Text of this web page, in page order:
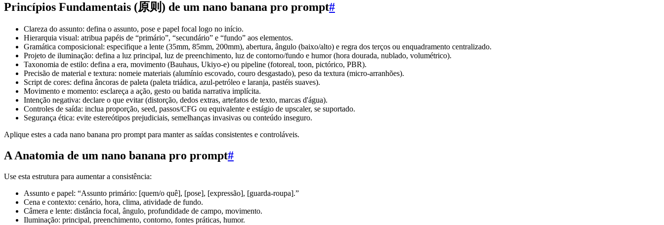
Princípios Fundamentais (原则) de um nano banana pro prompt#
Clareza do assunto: defina o assunto, pose e papel focal logo no início.
Hierarquia visual: atribua papéis de “primário”, “secundário” e “fundo” aos elementos.
Gramática composicional: especifique a lente (35mm, 85mm, 200mm), abertura, ângulo (baixo/alto) e regra dos terços ou enquadramento centralizado.
Projeto de iluminação: defina a luz principal, luz de preenchimento, luz de contorno/fundo e humor (hora dourada, nublado, volumétrico).
Taxonomia de estilo: defina a era, movimento (Bauhaus, Ukiyo-e) ou pipeline (fotoreal, toon, pictórico, PBR).
Precisão de material e textura: nomeie materiais (alumínio escovado, couro desgastado), peso da textura (micro-arranhões).
Script de cores: defina âncoras de paleta (paleta triádica, azul-petróleo e laranja, pastéis suaves).
Movimento e momento: esclareça a ação, gesto ou batida narrativa implícita.
Intenção negativa: declare o que evitar (distorção, dedos extras, artefatos de texto, marcas d'água).
Controles de saída: inclua proporção, seed, passos/CFG ou equivalente e estágio de upscaler, se suportado.
Segurança ética: evite estereótipos prejudiciais, semelhanças invasivas ou conteúdo inseguro.
Aplique estes a cada nano banana pro prompt para manter as saídas consistentes e controláveis.
A Anatomia de um nano banana pro prompt#
Use esta estrutura para aumentar a consistência:
Assunto e papel: “Assunto primário: [quem/o quê], [pose], [expressão], [guarda-roupa].”
Cena e contexto: cenário, hora, clima, atividade de fundo.
Câmera e lente: distância focal, ângulo, profundidade de campo, movimento.
Iluminação: principal, preenchimento, contorno, fontes práticas, humor.